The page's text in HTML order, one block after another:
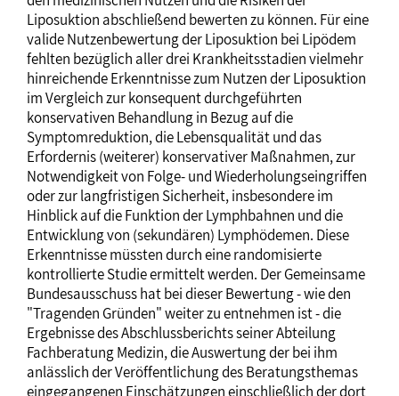
Liposuktion abschließend bewerten zu können. Für eine
valide Nutzenbewertung der Liposuktion bei Lipödem
fehlten bezüglich aller drei Krankheitsstadien vielmehr
hinreichende Erkenntnisse zum Nutzen der Liposuktion
im Vergleich zur konsequent durchgeführten
konservativen Behandlung in Bezug auf die
Symptomreduktion, die Lebensqualität und das
Erfordernis (weiterer) konservativer Maßnahmen, zur
Notwendigkeit von Folge- und Wiederholungseingriffen
oder zur langfristigen Sicherheit, insbesondere im
Hinblick auf die Funktion der Lymphbahnen und die
Entwicklung von (sekundären) Lymphödemen. Diese
Erkenntnisse müssten durch eine randomisierte
kontrollierte Studie ermittelt werden. Der Gemeinsame
Bundesausschuss hat bei dieser Bewertung - wie den
"Tragenden Gründen" weiter zu entnehmen ist - die
Ergebnisse des Abschlussberichts seiner Abteilung
Fachberatung Medizin, die Auswertung der bei ihm
anlässlich der Veröffentlichung des Beratungsthemas
eingegangenen Einschätzungen einschließlich der dort